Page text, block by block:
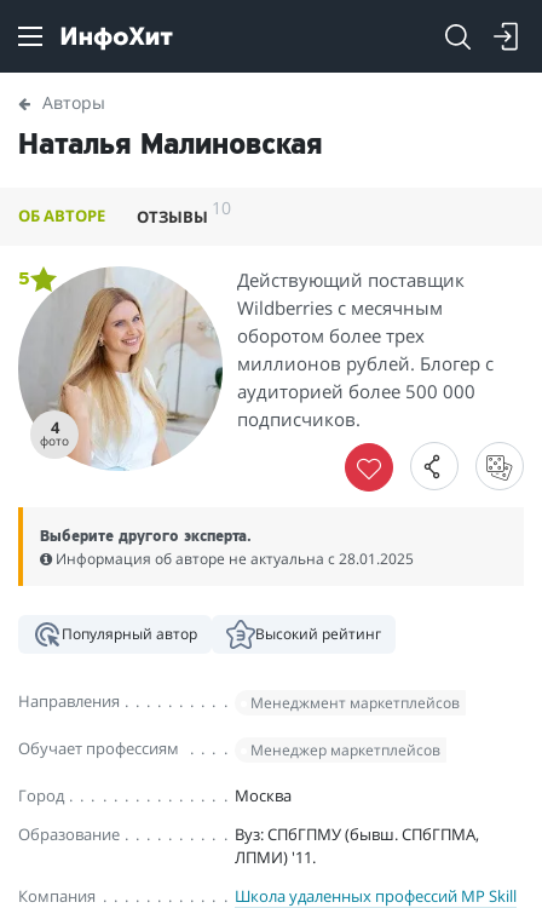
Авторы
Наталья Малиновская
ОБ АВТОРЕ ОТЗЫВЫ 10
4
фото
5
Действующий поставщик
Wildberries с месячным
оборотом более трех
миллионов рублей. Блогер с
аудиторией более 500 000
подписчиков.
Выберите другого эксперта.
Информация об авторе не актуальна c 28.01.2025
Популярный автор Высокий рейтинг
Направления Менеджмент маркетплейсов
Обучает профессиям Менеджер маркетплейсов
Город
Москва
Образование
Вуз: СПбГПМУ (бывш. СПбГПМА,
ЛПМИ) '11.
Компания
Школа удаленных профессий MP Skill